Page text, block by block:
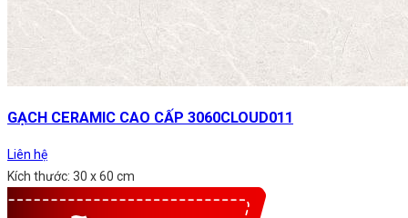
GẠCH CERAMIC CAO CẤP 3060CLOUD011
Liên hệ
Kích thước: 30 x 60 cm